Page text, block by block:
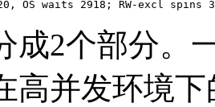
成2个部分。
高并发环境